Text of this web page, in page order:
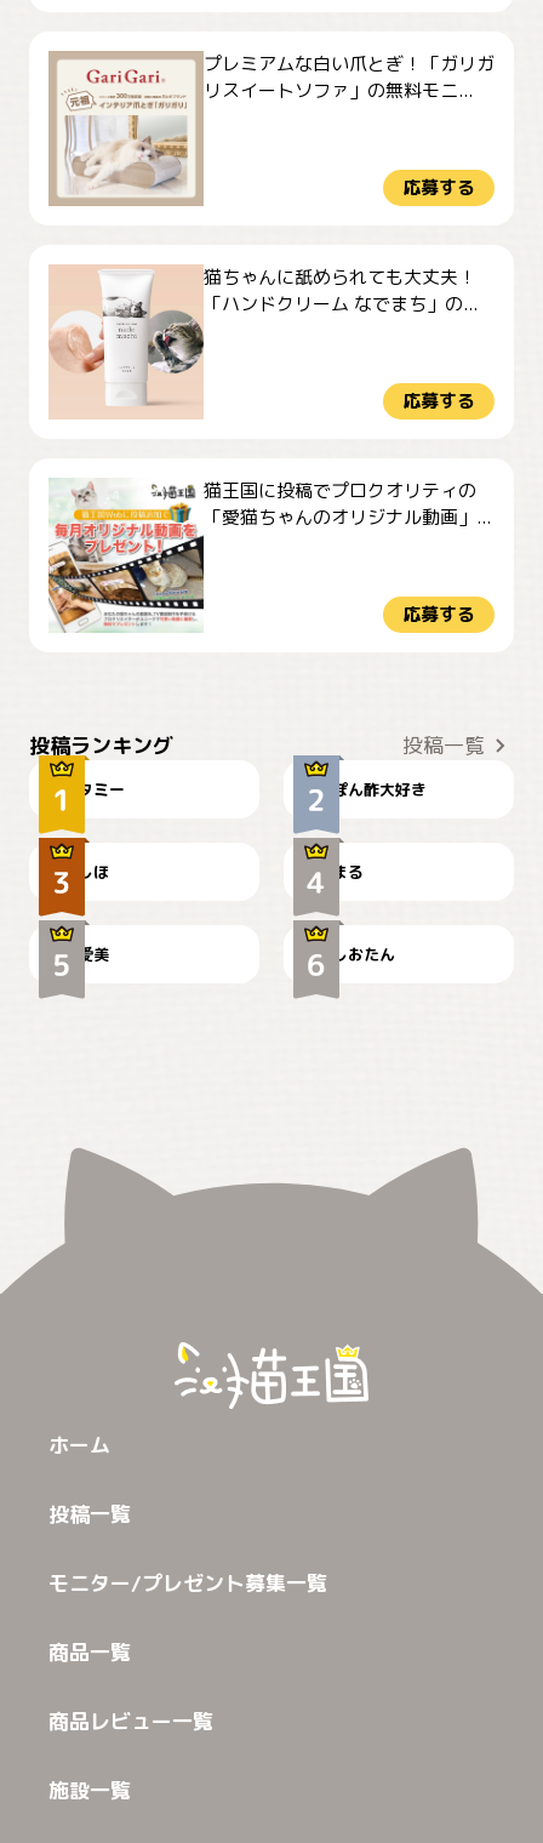
プレミアムな白い爪とぎ！「ガリガ
リスイートソファ」の無料モニ...
応募する
猫ちゃんに舐められても大丈夫！
「ハンドクリーム なでまち」の...
応募する
猫王国に投稿でプロクオリティの
「愛猫ちゃんのオリジナル動画」...
応募する
投稿ランキング 投稿一覧
タミー ぽん酢大好き
お弁当になりたいにゃ😽
しほ
🤦‍♀️
まる
かわいい毛玉つき
爱美
暑い日が続くにゃ
しおたん
ホーム
投稿一覧
モニター/プレゼント募集一覧
商品一覧
商品レビュー一覧
施設一覧